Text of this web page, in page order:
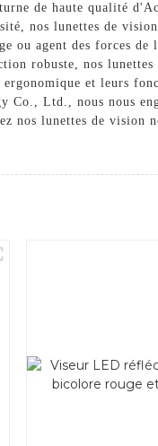
de haute qualité
nos lunettes de
ou agent des forces
robuste, nos
et leurs
Co., Ltd., nous nous
nos lunettes de vision